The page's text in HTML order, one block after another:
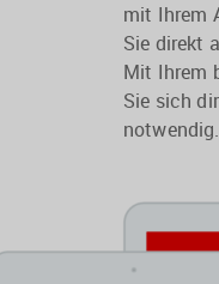
mit Ihrem
Sie direkt
Mit Ihrem
Sie sich
notwendig.